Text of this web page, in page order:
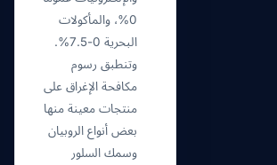
0%، والمأكولات
البحرية 0-7.5%.
وتنطبق رسوم
مكافحة الإغراق على
منتجات معينة منها
بعض أنواع الروبيان
وسمك السلور